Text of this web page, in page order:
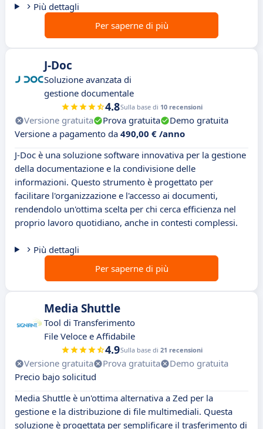
Più dettagli
Per saperne di più
J-Doc
Soluzione avanzata di
gestione documentale
4.8Sulla base di 10 recensioni
Versione gratuita Prova gratuita
Demo gratuita
Versione a pagamento da 490,00 € /anno
J-Doc è una soluzione software innovativa per la gestione
della documentazione e la condivisione delle
informazioni. Questo strumento è progettato per
facilitare l'organizzazione e l'accesso ai documenti,
rendendolo un'ottima scelta per chi cerca efficienza nel
proprio lavoro quotidiano, anche in contesti complessi.
Più dettagli
Per saperne di più
Media Shuttle
Tool di Transferimento
File Veloce e Affidabile
4.9Sulla base di 21 recensioni
Versione gratuita Prova gratuita
Demo gratuita
Precio bajo solicitud
Media Shuttle è un'ottima alternativa a Zed per la
gestione e la distribuzione di file multimediali. Questa
soluzione è progettata per semplificare il trasferimento di